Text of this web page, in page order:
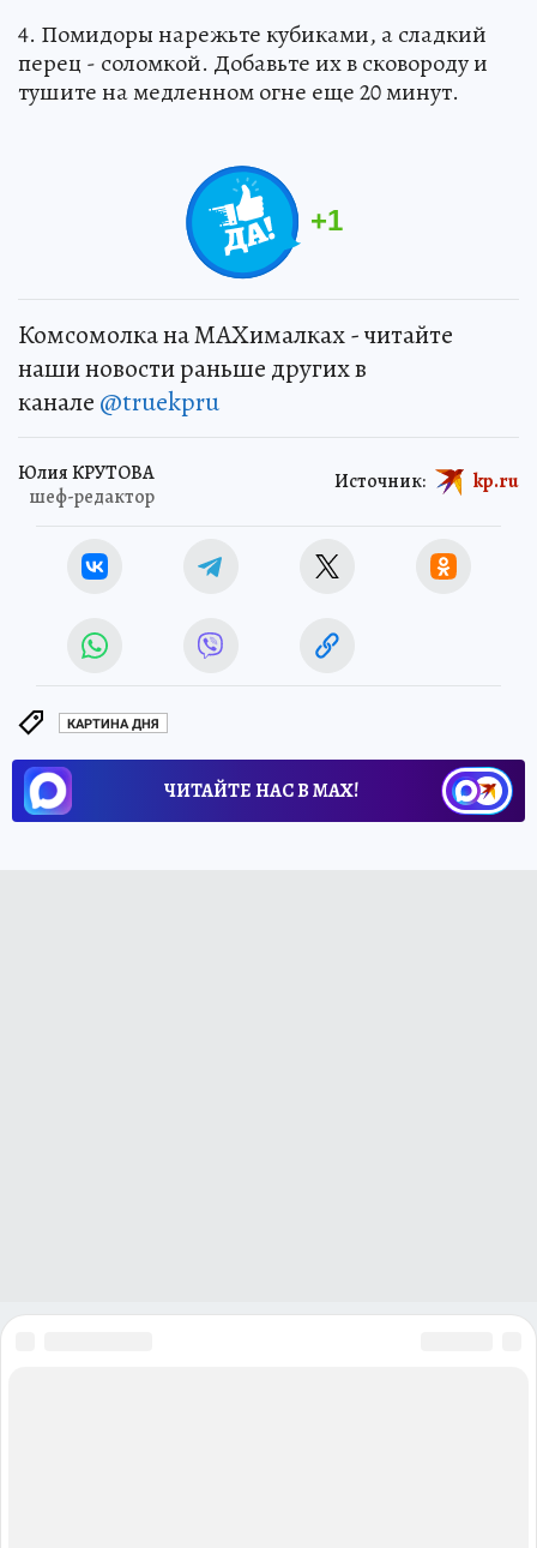
4. Помидоры нарежьте кубиками, а сладкий
перец - соломкой. Добавьте их в сковороду и
тушите на медленном огне еще 20 минут.
+1
Комсомолка на MAXималках - читайте
наши новости раньше других в
канале @truekpru
Юлия КРУТОВА
шеф-редактор
Источник: kp.ru
КАРТИНА ДНЯ
ЧИТАЙТЕ НАС В МАХ!